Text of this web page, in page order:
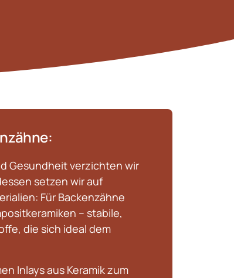
Gesundheit verzichten wir
setzen wir auf
Für Backenzähne
– stabile,
die sich ideal dem
Inlays aus Keramik zum